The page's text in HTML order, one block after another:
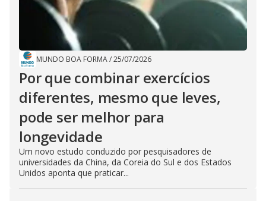
MUNDO BOA FORMA/25/07/2026
Por que combinar exercícios
diferentes, mesmo que leves,
pode ser melhor para
longevidade
Um novo estudo conduzido por pesquisadores de
universidades da China, da Coreia do Sul e dos Estados
Unidos aponta que praticar...